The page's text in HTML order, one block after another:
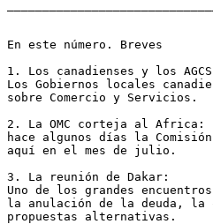
En este número. Breves
1. Los canadienses y los
Los Gobiernos locales
sobre Comercio y Servicios.
2. La OMC corteja al Africa:
hace algunos días la
aquí en el mes de julio.
3. La reunión de Dakar:
Uno de los grandes
la anulación de la deuda,
propuestas alternativas.